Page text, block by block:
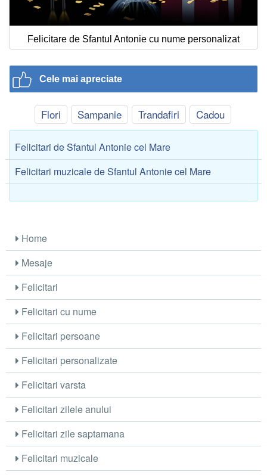
Felicitare de Sfantul Antonie cu nume personalizat
Cele mai apreciate
Flori Sampanie Trandafiri Cadou
Felicitari de Sfantul Antonie cel Mare
Felicitari muzicale de Sfantul Antonie cel Mare
Home
Mesaje
Felicitari
Felicitari cu nume
Felicitari persoane
Felicitari personalizate
Felicitari varsta
Felicitari zilele anului
Felicitari zile saptamana
Felicitari muzicale